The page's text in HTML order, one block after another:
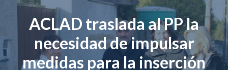
ACLAD traslada al PP la
necesidad de impulsar
medidas para la inserción